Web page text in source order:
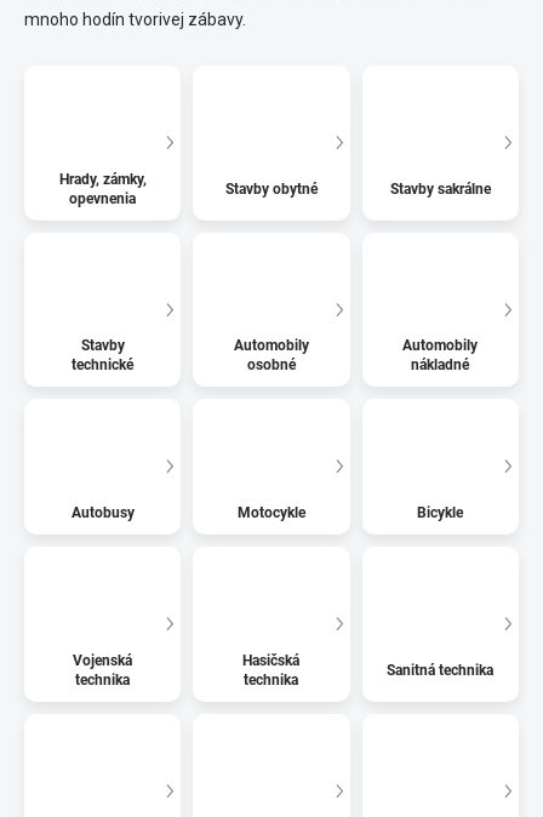
mnoho hodín tvorivej zábavy.
Hrady, zámky,
opevnenia
Stavby obytné Stavby sakrálne
Stavby
technické
Automobily
osobné
Automobily
nákladné
Autobusy Motocykle Bicykle
Vojenská
technika
Hasičská
technika
Sanitná technika